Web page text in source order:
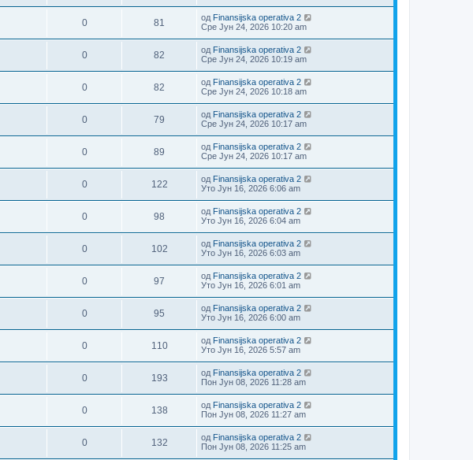
0 81 од Finansijska operativa 2
Сре Јун 24, 2026 10:20 am
0 82 од Finansijska operativa 2
Сре Јун 24, 2026 10:19 am
0 82 од Finansijska operativa 2
Сре Јун 24, 2026 10:18 am
0 79 од Finansijska operativa 2
Сре Јун 24, 2026 10:17 am
0 89 од Finansijska operativa 2
Сре Јун 24, 2026 10:17 am
0 122 од Finansijska operativa 2
Уто Јун 16, 2026 6:06 am
0 98 од Finansijska operativa 2
Уто Јун 16, 2026 6:04 am
0 102 од Finansijska operativa 2
Уто Јун 16, 2026 6:03 am
0 97 од Finansijska operativa 2
Уто Јун 16, 2026 6:01 am
0 95 од Finansijska operativa 2
Уто Јун 16, 2026 6:00 am
0 110 од Finansijska operativa 2
Уто Јун 16, 2026 5:57 am
0 193 од Finansijska operativa 2
Пон Јун 08, 2026 11:28 am
0 138 од Finansijska operativa 2
Пон Јун 08, 2026 11:27 am
0 132 од Finansijska operativa 2
Пон Јун 08, 2026 11:25 am